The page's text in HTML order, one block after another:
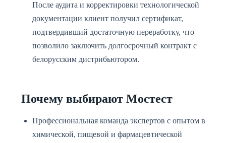
После аудита и корректировки технологической
документации клиент получил сертификат,
подтвердивший достаточную переработку, что
позволило заключить долгосрочный контракт с
белорусским дистрибьютором.
Почему выбирают Мостест
Профессиональная команда экспертов с опытом в
химической, пищевой и фармацевтической